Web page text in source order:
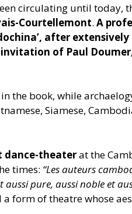
circulating until today,
Courtellemont.A
after
of Paul
the book, while
Siamese,
dance-theaterat the
times: “Les auteurs
pure, aussi noble et
form of theatre whose